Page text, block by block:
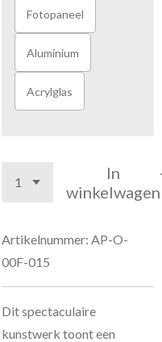
Fotopaneel
Aluminium
Acrylglas
In
winkelwagen
Artikelnummer: AP-O-
00F-015
Dit spectaculaire
kunstwerk toont een